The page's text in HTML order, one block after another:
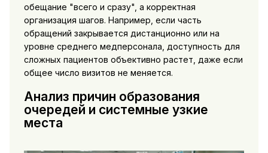
обещание "всего и сразу", а корректная
организация шагов. Например, если часть
обращений закрывается дистанционно или на
уровне среднего медперсонала, доступность для
сложных пациентов объективно растет, даже если
общее число визитов не меняется.
Анализ причин образования
очередей и системные узкие
места